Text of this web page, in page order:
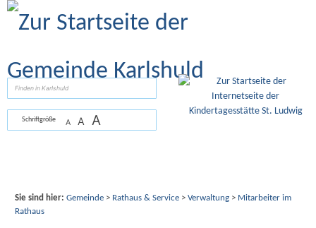
Zum Inhalt
Schriftgröße A A A
Sie sind hier: Gemeinde> Rathaus & Service> Verwaltung> Mitarbeiter im
Rathaus